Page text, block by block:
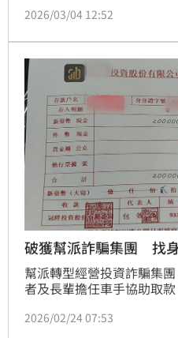
語言障礙，至今男童僅能翻
可上訴。
2026/03/04 12:52
破獲幫派詐騙集團 找
幫派轉型經營投資詐騙集
者及長輩擔任車手協助取
辦。
2026/02/24 07:53